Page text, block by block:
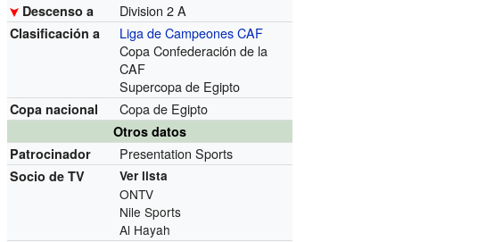
Descenso a Division 2 A
Clasificación a
Liga de Campeones CAF
Copa Confederación de la
CAF
Supercopa de Egipto
Copa nacional Copa de Egipto
Otros datos
Patrocinador
Presentation Sports
Socio de TV Ver lista
ONTV
Nile Sports
Al Hayah